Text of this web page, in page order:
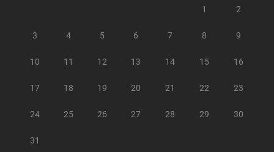
1 2
3 4 5 6 7 8 9
10 11 12 13 14 15 16
17 18 19 20 21 22 23
24 25 26 27 28 29 30
31